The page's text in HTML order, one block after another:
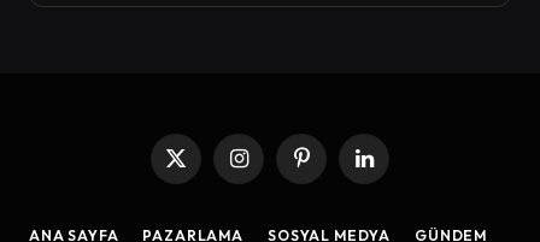
X
(Twitter)
InstagramPinterestLinkedIn
ANA SAYFA PAZARLAMA SOSYAL MEDYA GÜNDEM